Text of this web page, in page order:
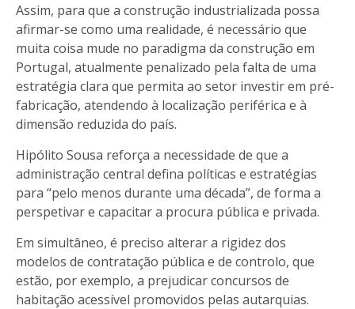
Assim, para que a construção industrializada possa
afirmar-se como uma realidade, é necessário que
muita coisa mude no paradigma da construção em
Portugal, atualmente penalizado pela falta de uma
estratégia clara que permita ao setor investir em pré-
fabricação, atendendo à localização periférica e à
dimensão reduzida do país.
Hipólito Sousa reforça a necessidade de que a
administração central defina políticas e estratégias
para “pelo menos durante uma década”, de forma a
perspetivar e capacitar a procura pública e privada.
Em simultâneo, é preciso alterar a rigidez dos
modelos de contratação pública e de controlo, que
estão, por exemplo, a prejudicar concursos de
habitação acessível promovidos pelas autarquias.